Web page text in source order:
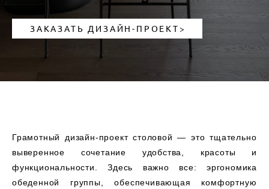
ЗАКАЗАТЬ ДИЗАЙН-ПРОЕКТ>
Грамотный дизайн-проект столовой — это тщательно
выверенное сочетание удобства, красоты и
функциональности. Здесь важно все: эргономика
обеденной группы, обеспечивающая комфортную